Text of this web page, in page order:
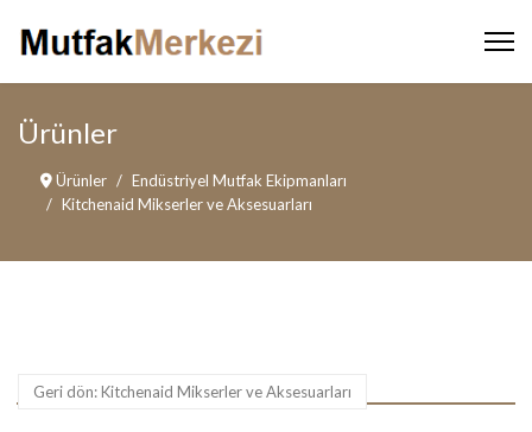
Ürünler
Ürünler
Endüstriyel Mutfak Ekipmanları
Kitchenaid Mikserler ve Aksesuarları
Geri dön: Kitchenaid Mikserler ve Aksesuarları